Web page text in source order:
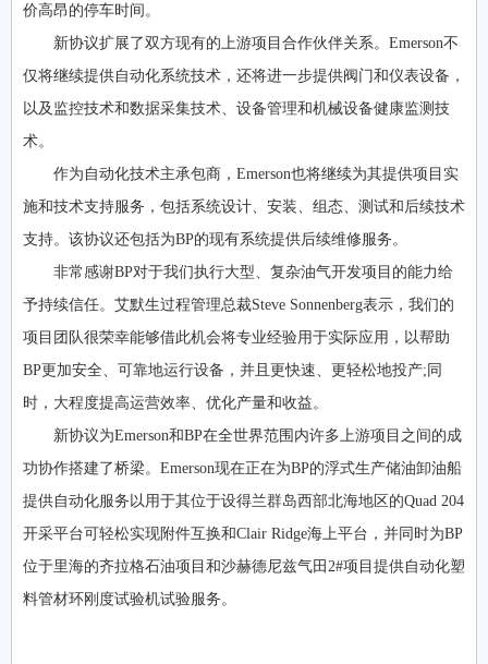
价高昂的停车时间。
新协议扩展了双方现有的上游项目合作伙伴关系。Emerson不
仅将继续提供自动化系统技术，还将进一步提供阀门和仪表设备，
以及监控技术和数据采集技术、设备管理和机械设备健康监测技
术。
作为自动化技术主承包商，Emerson也将继续为其提供项目实
施和技术支持服务，包括系统设计、安装、组态、测试和后续技术
支持。该协议还包括为BP的现有系统提供后续维修服务。
非常感谢BP对于我们执行大型、复杂油气开发项目的能力给
予持续信任。艾默生过程管理总裁Steve Sonnenberg表示，我们的
项目团队很荣幸能够借此机会将专业经验用于实际应用，以帮助
BP更加安全、可靠地运行设备，并且更快速、更轻松地投产;同
时，大程度提高运营效率、优化产量和收益。
新协议为Emerson和BP在全世界范围内许多上游项目之间的成
功协作搭建了桥梁。Emerson现在正在为BP的浮式生产储油卸油船
提供自动化服务以用于其位于设得兰群岛西部北海地区的Quad 204
开采平台可轻松实现附件互换和Clair Ridge海上平台，并同时为BP
位于里海的齐拉格石油项目和沙赫德尼兹气田2#项目提供自动化塑
料管材环刚度试验机试验服务。